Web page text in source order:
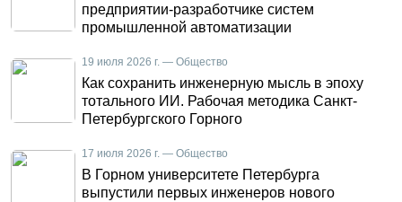
предприятии-разработчике систем
промышленной автоматизации
19 июля 2026 г. — Общество
Как сохранить инженерную мысль в эпоху
тотального ИИ. Рабочая методика Санкт-
Петербургского Горного
17 июля 2026 г. — Общество
В Горном университете Петербурга
выпустили первых инженеров нового